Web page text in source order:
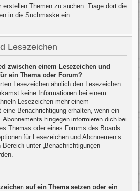
erstellen Themen zu suchen. Trage dort die
in die Suchmaske ein.
Lesezeichen
zwischen einem Lesezeichen und
ein Thema oder Forum?
Lesezeichen ähnlich den Lesezeichen
keine Informationen bei einem
Lesezeichen mehr einem
eine Benachrichtigung erhalten, wenn ein
hingegen informieren dich bei
Themas oder eines Forums des Boards.
für Lesezeichen und Abonnements
unter „Benachrichtigungen
auf ein Thema setzen oder ein